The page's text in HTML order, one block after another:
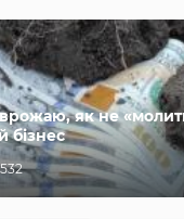
як не
бізнес